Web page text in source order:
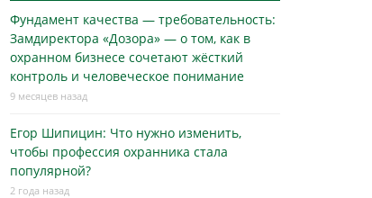
Фундамент качества — требовательность:
Замдиректора «Дозора» — о том, как в
охранном бизнесe сочетают жёсткий
контроль и человеческое понимание
9 месяцев назад
Егор Шипицин: Что нужно изменить,
чтобы профессия охранника стала
популярной?
2 года назад